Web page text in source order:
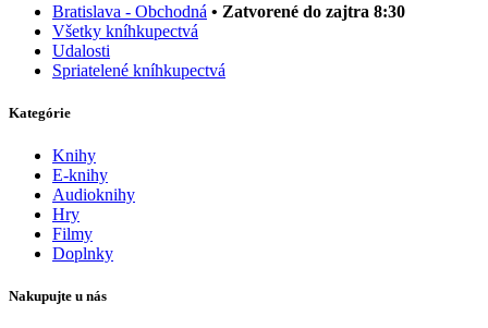
Bratislava - Obchodná • Zatvorené do zajtra 8:30
Všetky kníhkupectvá
Udalosti
Spriatelené kníhkupectvá
Kategórie
Knihy
E-knihy
Audioknihy
Hry
Filmy
Doplnky
Nakupujte u nás